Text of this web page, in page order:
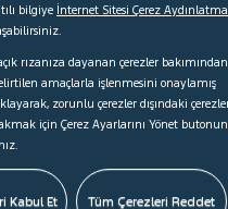
bilgiye İnternet Sitesi Çerez Aydınlatma
rızanıza dayanan çerezler bakımından
amaçlarla işlenmesini onaylamış
zorunlu çerezler dışındaki
için Çerez Ayarlarını Yönet
Kabul Et Tüm Çerezleri Reddet